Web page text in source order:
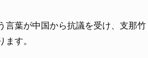
言葉が中国から抗議を受け、支那竹
す。